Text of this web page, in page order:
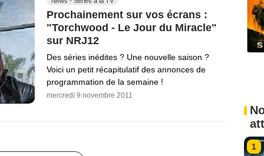
Prochainement sur vos écrans :
"Torchwood - Le Jour du Miracle"
sur NRJ12
Des séries inédites ? Une nouvelle saison ?
Voici un petit récapitulatif des annonces de
programmation de la semaine !
mercredi 9 novembre 2011
1